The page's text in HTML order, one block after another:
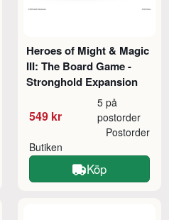
Heroes of Might & Magic
III: The Board Game -
Stronghold Expansion
549 kr
5 på
postorder
Butiken
Postorder
Köp